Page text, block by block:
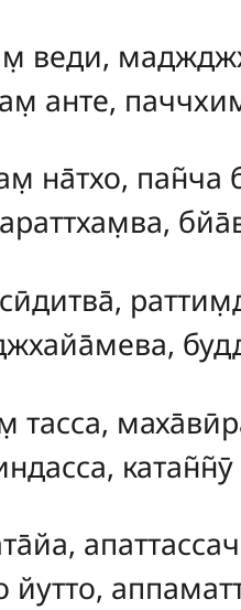
веди,
анте,
на̄тхо, пан̃ча
тасса,
йутто,